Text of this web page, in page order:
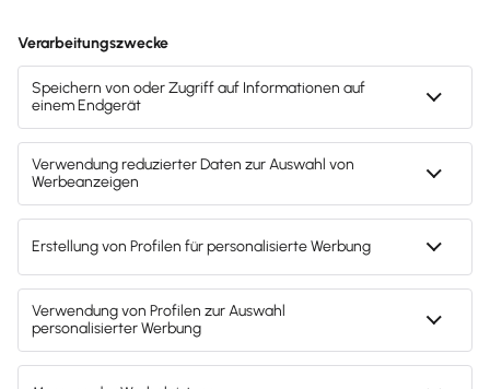
Zudem sind besondere Regeln zum Datenschutz und
eine explizite Einwilligung des Arbeitnehmers in
Kontrollen des Arbeitgebers erforderlich.
4. Reisekosten
dienstlich reisen
, sollten die Erstattung der
Reisekostenvorab im Arbeitsvertrag oder durch
Reisekostenrichtlinien klar regeln.
Gesetzlich ist nur festgelegt, dass derArbeitgeber